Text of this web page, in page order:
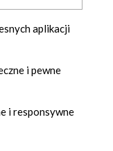
aplikacji
i pewne
i responsywne